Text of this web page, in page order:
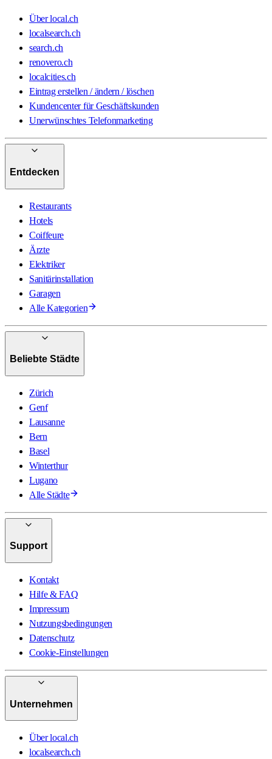
Über local.ch
localsearch.ch
search.ch
renovero.ch
localcities.ch
Eintrag erstellen / ändern / löschen
Kundencenter für Geschäftskunden
Unerwünschtes Telefonmarketing
Entdecken
Restaurants
Hotels
Coiffeure
Ärzte
Elektriker
Sanitärinstallation
Garagen
Alle Kategorien
Beliebte Städte
Zürich
Genf
Lausanne
Bern
Basel
Winterthur
Lugano
Alle Städte
Support
Kontakt
Hilfe & FAQ
Impressum
Nutzungsbedingungen
Datenschutz
Cookie-Einstellungen
Unternehmen
Über local.ch
localsearch.ch